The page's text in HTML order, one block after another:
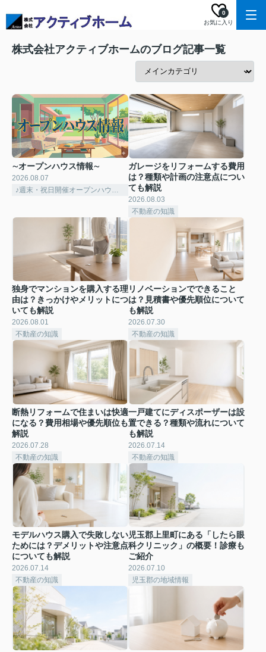
お気に入り
0
株式会社アクティブホームのブログ記事一覧
∼オープンハウス情報∼
2026.08.07
ガレージをリフォームする費用
は？種類や計画の注意点につい
ても解説
2026.08.03
不動産の知識
独身でマンションを購入する理
由は？きっかけやメリットにつ
いても解説
2026.08.01
不動産の知識
リノベーションでできること
は？見積書や優先順位について
も解説
2026.07.30
不動産の知識
断熱リフォームで住まいは快適
になる？費用相場や優先順位も
解説
2026.07.28
不動産の知識
一戸建てにディスポーザーは設
置できる？種類や流れについて
も解説
2026.07.14
不動産の知識
モデルハウス購入で失敗しない
ためには？デメリットや注意点
についても解説
2026.07.14
不動産の知識
児玉郡上里町にある「したら眼
科クリニック」の概要！診療も
ご紹介
2026.07.10
児玉郡の地域情報